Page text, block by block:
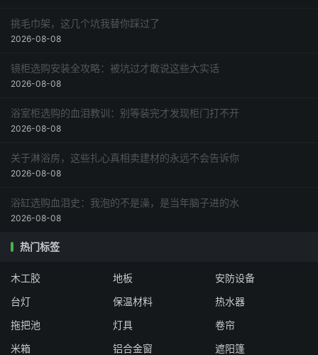
挑毛巾架，这几个坑我替你踩过了
2026-08-08
镜柜选购安装全攻略：被坑过才敢说这些大实话
2026-08-08
浴室柜选购的血泪教训：别等装完才发现柜门打不开
2026-08-08
关于淋浴房，这些扎心真相卖建材的永远不会告诉你
2026-08-08
浴缸选购血泪史：我泡的不是澡，是当年脑子进的水
2026-08-08
热门标签
木工胶 地板
安防设备
台灯
保温材料
热水器
拖把池
灯具
卷帘
米箱
铝合金窗
遮阳篷